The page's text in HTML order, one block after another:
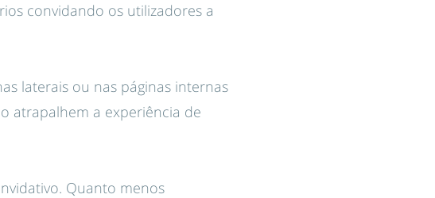
convidando os utilizadores a
laterais ou nas páginas internas
atrapalhem a experiência de
Quanto menos